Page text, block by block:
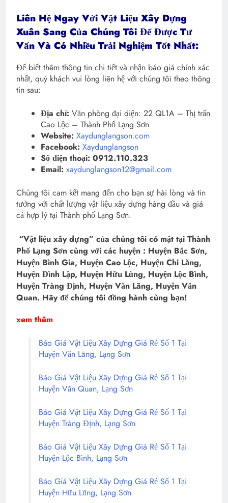
Liên Hệ Ngay Với Vật Liệu Xây Dựng
Xuân Sang Của Chúng Tôi Để Được Tư
Vấn Và Có Nhiều Trải Nghiệm Tốt Nhất:
Để biết thêm thông tin chi tiết và nhận báo giá chính xác
nhất, quý khách vui lòng liên hệ với chúng tôi theo thông
tin sau:
Địa chỉ: Văn phòng đại diện: 22 QL1A – Thị trấn
Cao Lộc – Thành Phố Lạng Sơn
Website: Xaydunglangson.com
Facebook: Xaydunglangson
Số điện thoại: 0912.110.323
Email: xaydunglangson12@gmail.com
Chúng tôi cam kết mang đến cho bạn sự hài lòng và tin
tưởng với chất lượng vật liệu xây dựng hàng đầu và giá
cả hợp lý tại Thành phố Lạng Sơn.
“Vật liệu xây dựng” của chúng tôi có mặt tại Thành
Phố Lạng Sơn cùng với các huyện : Huyện Bắc Sơn,
Huyện Bình Gia, Huyện Cao Lộc, Huyện Chi Lăng,
Huyện Đình Lập, Huyện Hữu Lũng, Huyện Lộc Bình,
Huyện Tràng Định, Huyện Văn Lãng, Huyện Văn
Quan. Hãy để chúng tôi đồng hành cùng bạn!
xem thêm
Báo Giá Vật Liệu Xây Dựng Giá Rẻ Số 1 Tại
Huyện Văn Lãng, Lạng Sơn
Báo Giá Vật Liệu Xây Dựng Giá Rẻ Số 1 Tại
Huyện Văn Quan, Lạng Sơn
Báo Giá Vật Liệu Xây Dựng Giá Rẻ Số 1 Tại
Huyện Tràng Định, Lạng Sơn
Báo Giá Vật Liệu Xây Dựng Giá Rẻ Số 1 Tại
Huyện Lộc Bình, Lạng Sơn
Báo Giá Vật Liệu Xây Dựng Giá Rẻ Số 1 Tại
Huyện Hữu Lũng, Lạng Sơn